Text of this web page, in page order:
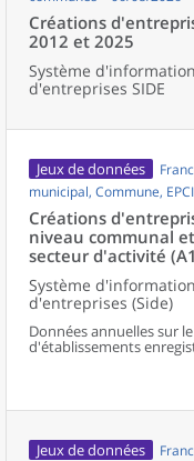
Créations
2012 et 2025
Système
d'entreprises SIDE
Jeux de données
municipal, Commune,
Créations
niveau communal
secteur d'activité
Système
d'entreprises (Side)
Données annuelles sur
d'établissements
selon le secteur
Jeux de données